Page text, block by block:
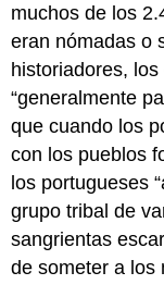
muchos de los
eran nómadas o
historiadores,
“generalmente
que cuando los
con los pueblos
los portugueses
grupo tribal de
sangrientas
de someter a los